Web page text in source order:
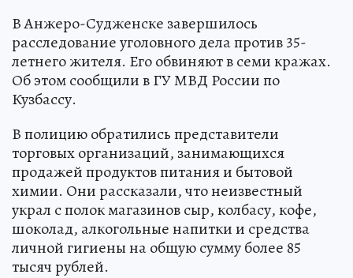
В Анжеро-Судженске завершилось
расследование уголовного дела против 35-
летнего жителя. Его обвиняют в семи кражах.
Об этом сообщили в ГУ МВД России по
Кузбассу.
В полицию обратились представители
торговых организаций, занимающихся
продажей продуктов питания и бытовой
химии. Они рассказали, что неизвестный
украл с полок магазинов сыр, колбасу, кофе,
шоколад, алкогольные напитки и средства
личной гигиены на общую сумму более 85
тысяч рублей.